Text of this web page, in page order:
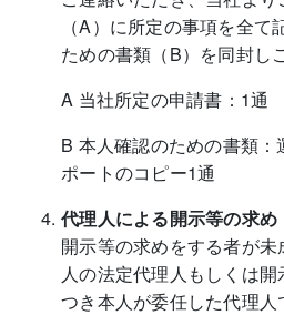
（A）に所定の事項を全
ための書類（B）を同封し
A 当社所定の申請書：1通
B 本人確認のための書類
ポートのコピー1通
代理人による開示等の求め
開示等の求めをする者が
人の法定代理人もしくは
つき本人が委任した代理